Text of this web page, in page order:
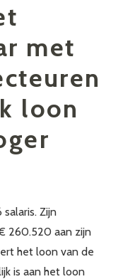
met
loon
Zijn
260.520 aan zijn
het loon van de
is aan het loon